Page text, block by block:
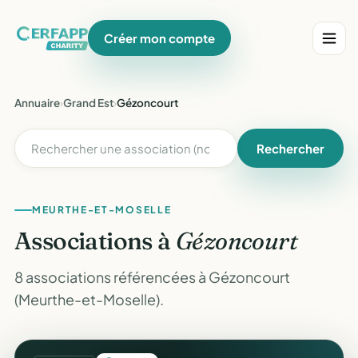
Créer mon compte
Annuaire›Grand Est›Gézoncourt
Rechercher
MEURTHE-ET-MOSELLE
Associations à Gézoncourt
8 associations référencées à Gézoncourt
(Meurthe-et-Moselle).